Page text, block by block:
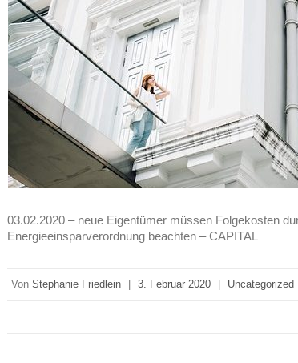
03.02.2020 – neue Eigentümer müssen Folgekosten
Energieeinsparverordnung beachten – CAPITAL
Von Stephanie Friedlein 3. Februar 2020 Uncategorized